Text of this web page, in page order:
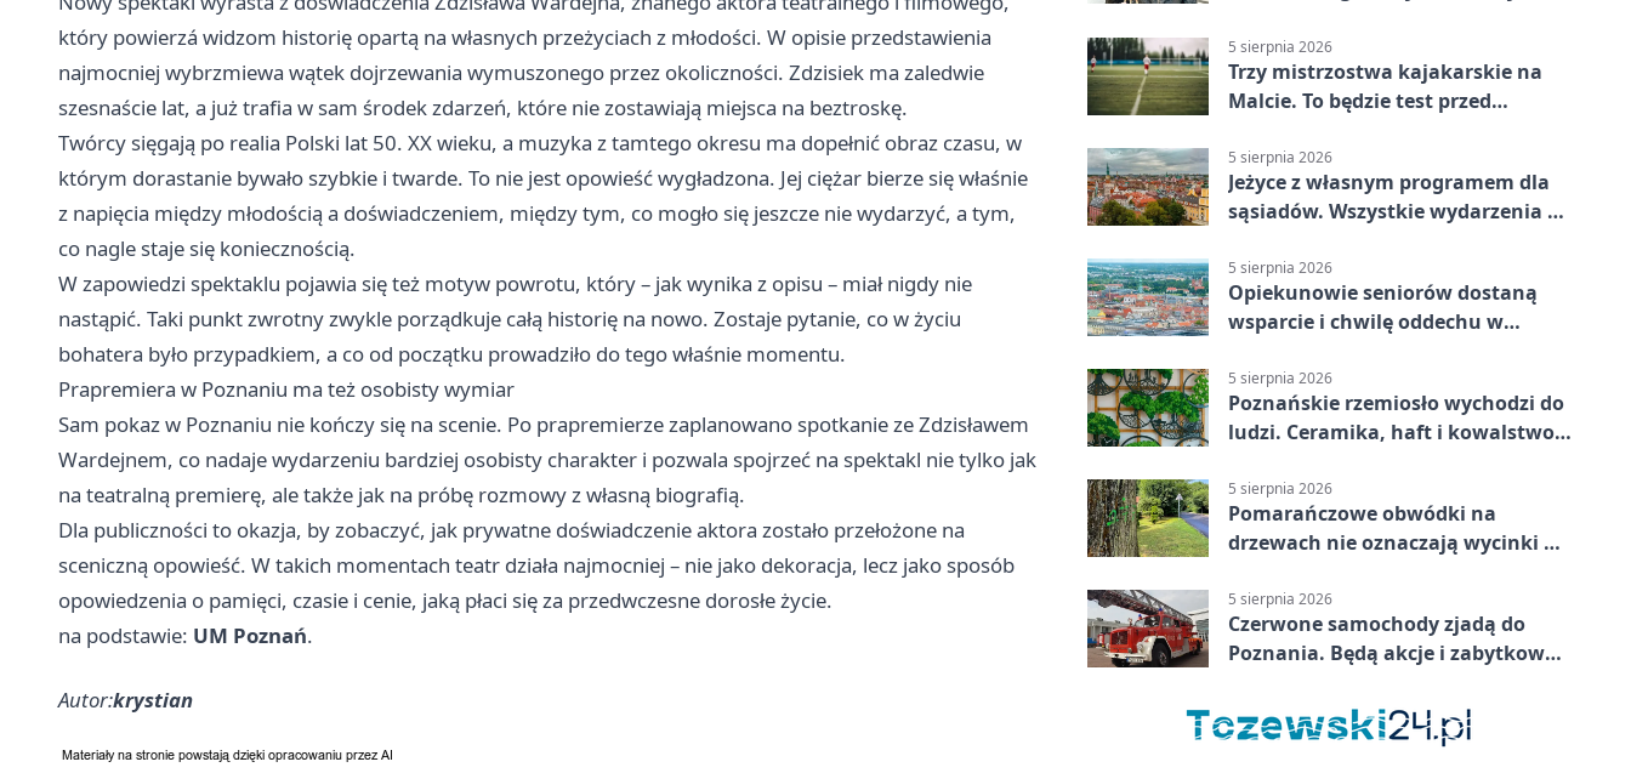
który powierzá widzom historię opartą na własnych przeżyciach z młodości. W opisie przedstawienia
najmocniej wybrzmiewa wątek dojrzewania wymuszonego przez okoliczności. Zdzisiek ma zaledwie
szesnaście lat, a już trafia w sam środek zdarzeń, które nie zostawiają miejsca na beztroskę.
Twórcy sięgają po realia Polski lat 50. XX wieku, a muzyka z tamtego okresu ma dopełnić obraz czasu, w
którym dorastanie bywało szybkie i twarde. To nie jest opowieść wygładzona. Jej ciężar bierze się właśnie
z napięcia między młodością a doświadczeniem, między tym, co mogło się jeszcze nie wydarzyć, a tym,
co nagle staje się koniecznością.
W zapowiedzi spektaklu pojawia się też motyw powrotu, który – jak wynika z opisu – miał nigdy nie
nastąpić. Taki punkt zwrotny zwykle porządkuje całą historię na nowo. Zostaje pytanie, co w życiu
bohatera było przypadkiem, a co od początku prowadziło do tego właśnie momentu.
Prapremiera w Poznaniu ma też osobisty wymiar
Sam pokaz w Poznaniu nie kończy się na scenie. Po prapremierze zaplanowano spotkanie ze Zdzisławem
Wardejnem, co nadaje wydarzeniu bardziej osobisty charakter i pozwala spojrzeć na spektakl nie tylko jak
na teatralną premierę, ale także jak na próbę rozmowy z własną biografią.
Dla publiczności to okazja, by zobaczyć, jak prywatne doświadczenie aktora zostało przełożone na
sceniczną opowieść. W takich momentach teatr działa najmocniej – nie jako dekoracja, lecz jako sposób
opowiedzenia o pamięci, czasie i cenie, jaką płaci się za przedwczesne dorosłe życie.
na podstawie: UM Poznań.
Autor:krystian
5 sierpnia 2026
Trzy mistrzostwa kajakarskie na
Malcie. To będzie test przed
5 sierpnia 2026
Jeżyce z własnym programem dla
sąsiadów. Wszystkie wydarzenia są
5 sierpnia 2026
Opiekunowie seniorów dostaną
wsparcie i chwilę oddechu w
5 sierpnia 2026
Poznańskie rzemiosło wychodzi do
ludzi. Ceramika, haft i kowalstwo
5 sierpnia 2026
Pomarańczowe obwódki na
drzewach nie oznaczają wycinki w
5 sierpnia 2026
Czerwone samochody zjadą do
Poznania. Będą akcje i zabytkowa